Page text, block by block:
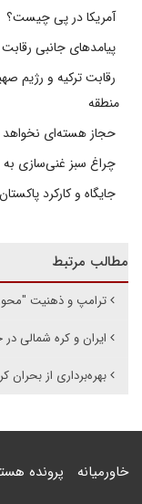
آمریکا در پی چیست؟
پیامدهای جانبی
رقابت ترکیه و رژیم
منطقه
حجاز هسته‌ای
چراغ سبز غنی‌سازی
جایگاه و کارکرد
مطالب مرتبط
ترامپ و ذهنیت
ایران و کره شمالی
بهره‌برداری از بحران
خاورمیانه پرونده